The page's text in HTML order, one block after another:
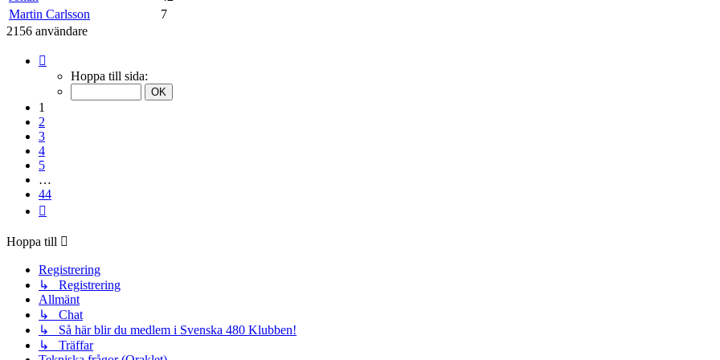
Martin Carlsson
7
2156 användare
Hoppa till sida:
1
2
3
4
5
…
44
Hoppa till
Registrering
↳ Registrering
Allmänt
↳ Chat
↳ Så här blir du medlem i Svenska 480 Klubben!
↳ Träffar